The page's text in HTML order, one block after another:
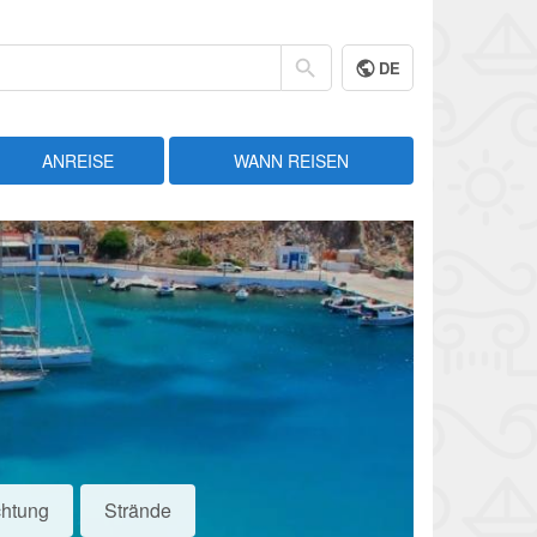
DE
ANREISE WANN REISEN
Strände